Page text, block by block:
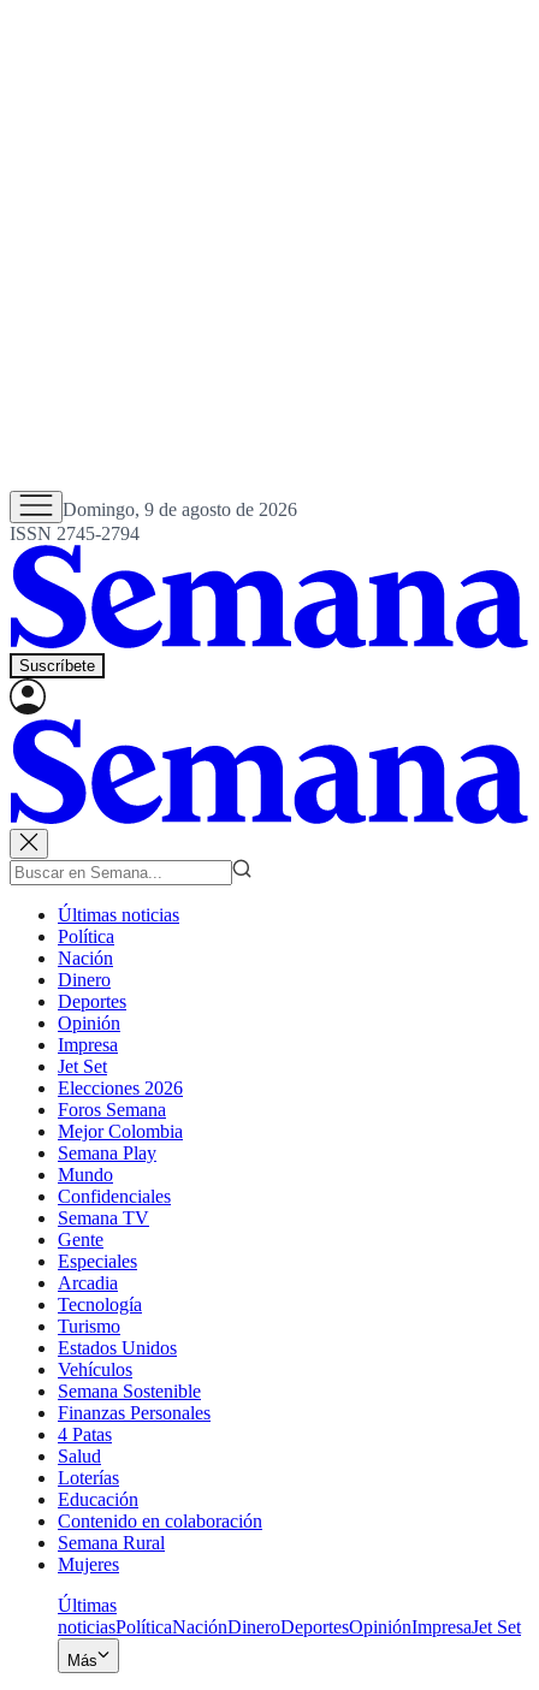
Domingo, 9 de agosto de 2026
ISSN 2745-2794
Suscríbete
Últimas noticias
Política
Nación
Dinero
Deportes
Opinión
Impresa
Jet Set
Elecciones 2026
Foros Semana
Mejor Colombia
Semana Play
Mundo
Confidenciales
Semana TV
Gente
Especiales
Arcadia
Tecnología
Turismo
Estados Unidos
Vehículos
Semana Sostenible
Finanzas Personales
4 Patas
Salud
Loterías
Educación
Contenido en colaboración
Semana Rural
Mujeres
Últimas
noticiasPolíticaNaciónDineroDeportesOpiniónImpresaJet Set
Más